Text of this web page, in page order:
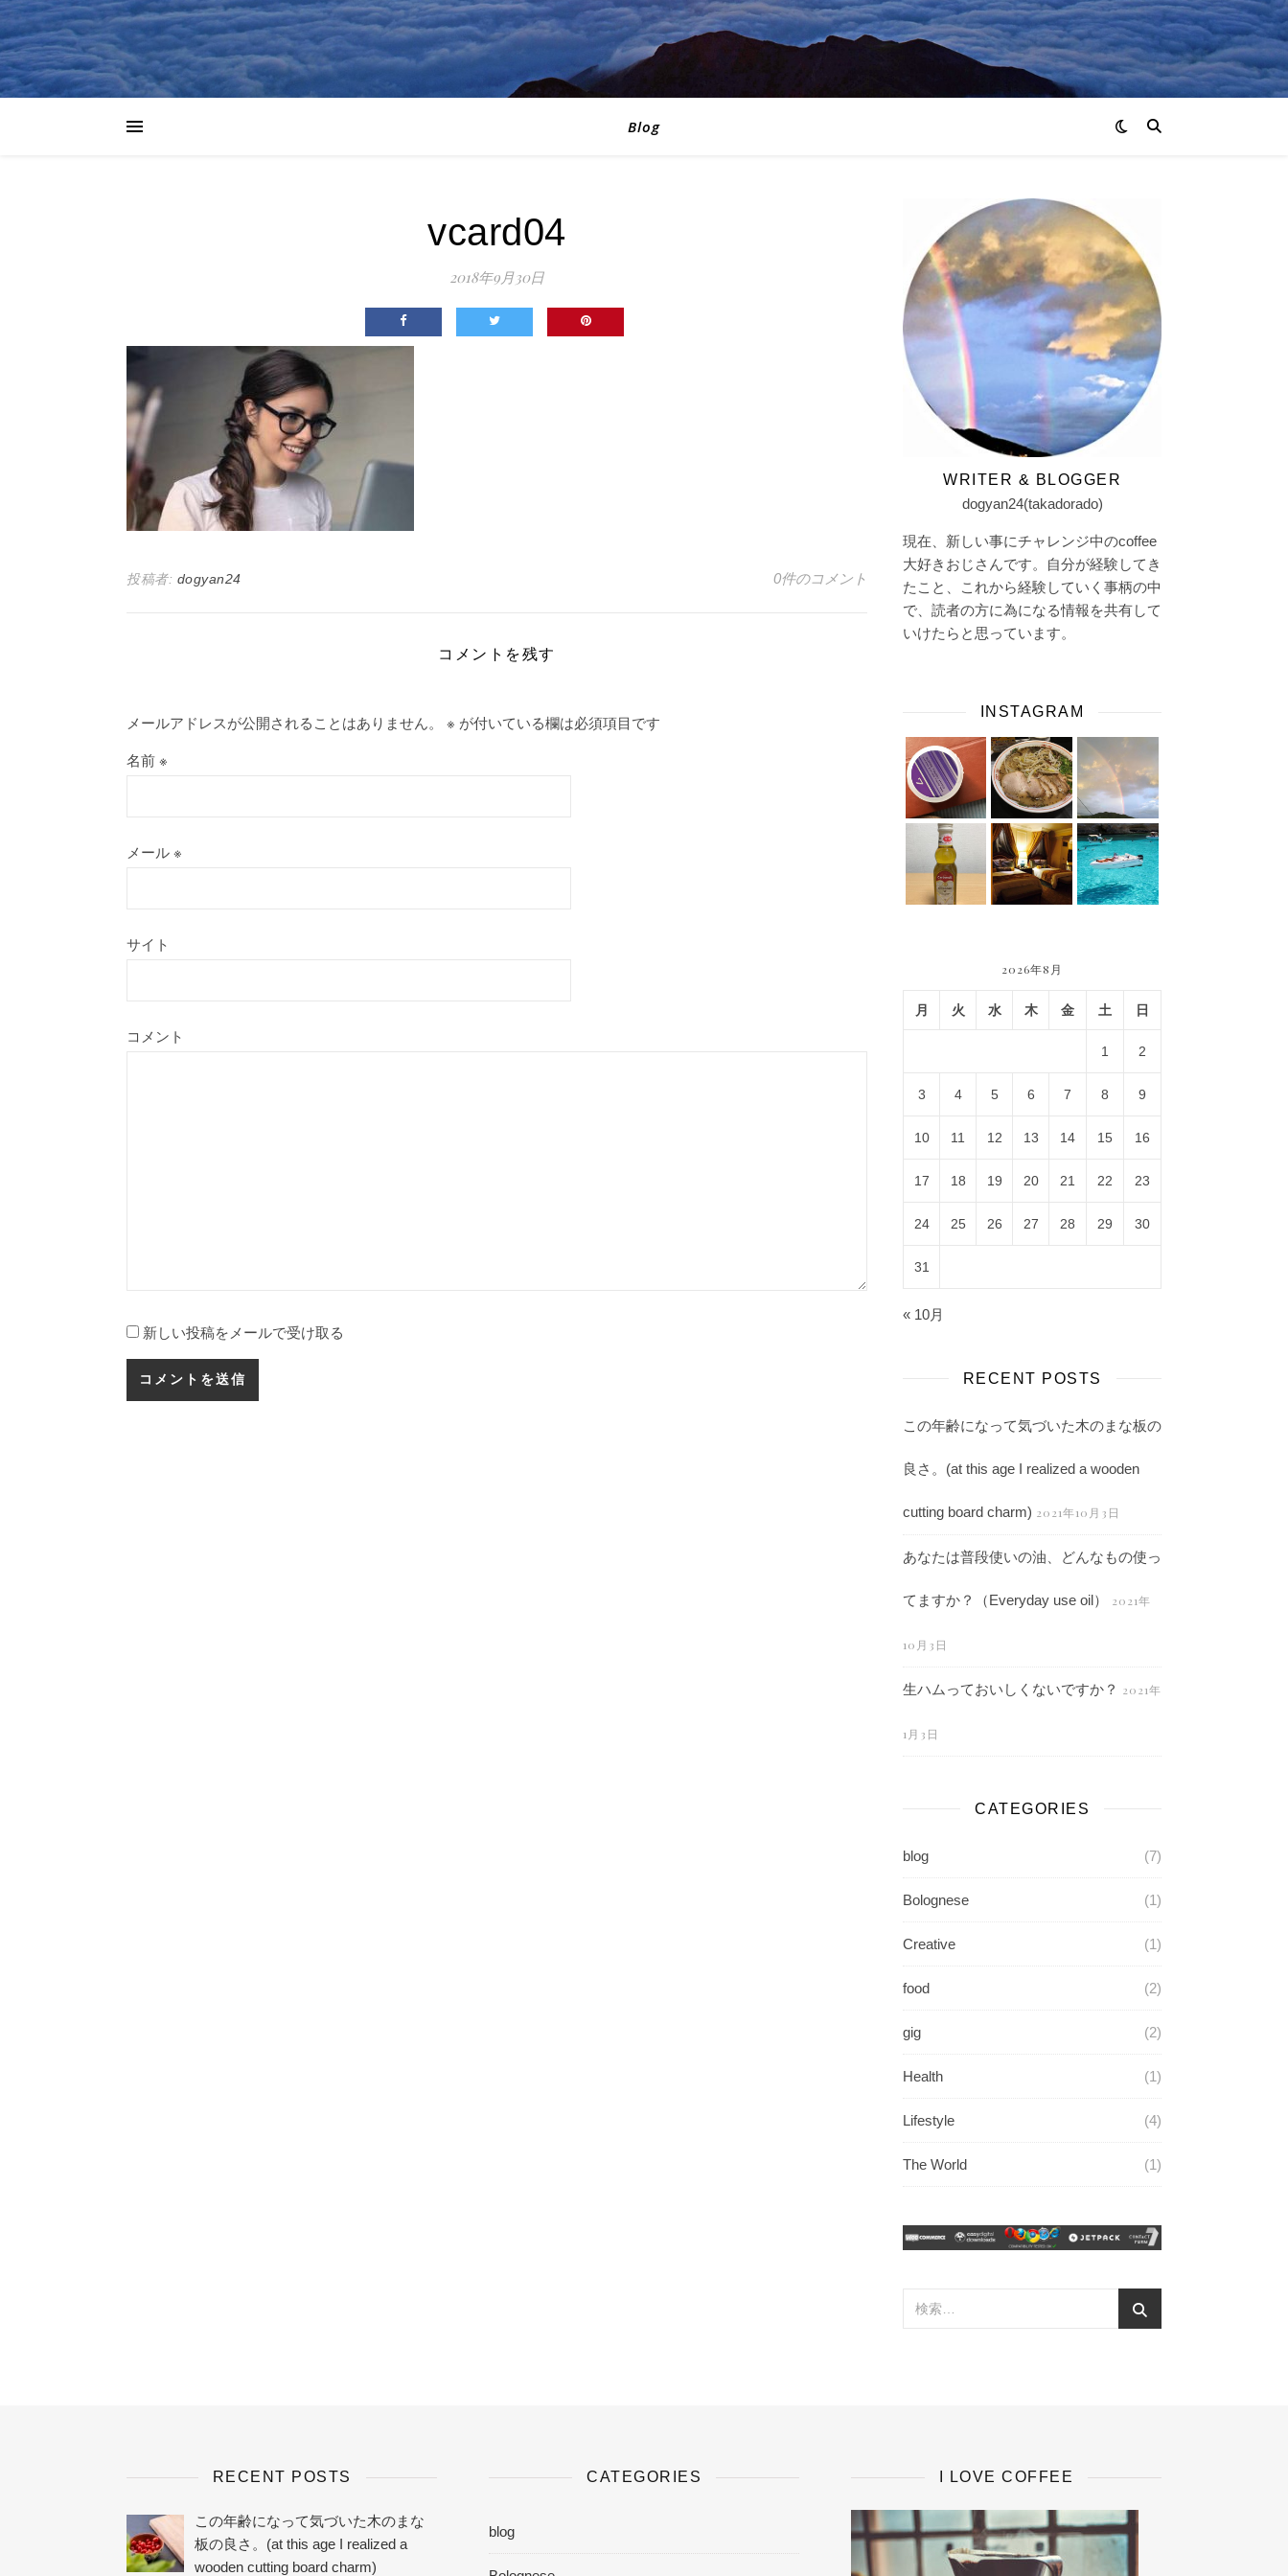
Blog
vcard04
2018年9月30日
投稿者: dogyan24 0件のコメント
コメントを残す
メールアドレスが公開されることはありません。 ※ が付いている欄は必須項目です
名前 ※
メール ※
サイト
コメント
新しい投稿をメールで受け取る
WRITER & BLOGGER
dogyan24(takadorado)
現在、新しい事にチャレンジ中のcoffee
大好きおじさんです。自分が経験してき
たこと、これから経験していく事柄の中
で、読者の方に為になる情報を共有して
いけたらと思っています。
INSTAGRAM
2026年8月
月 火 水 木 金 土 日
1 2
3 4 5 6 7 8 9
10 11 12 13 14 15 16
17 18 19 20 21 22 23
24 25 26 27 28 29 30
31
« 10月
RECENT POSTS
この年齢になって気づいた木のまな板の
良さ。(at this age I realized a wooden
cutting board charm) 2021年10月3日
あなたは普段使いの油、どんなもの使っ
てますか？（Everyday use oil） 2021年
10月3日
生ハムっておいしくないですか？ 2021年
1月3日
CATEGORIES
blog (7)
Bolognese (1)
Creative (1)
food (2)
gig (2)
Health (1)
Lifestyle (4)
The World (1)
RECENT POSTS
この年齢になって気づいた木のまな
板の良さ。(at this age I realized a
wooden cutting board charm)
CATEGORIES
blog
I LOVE COFFEE